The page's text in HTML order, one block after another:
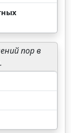
пор в